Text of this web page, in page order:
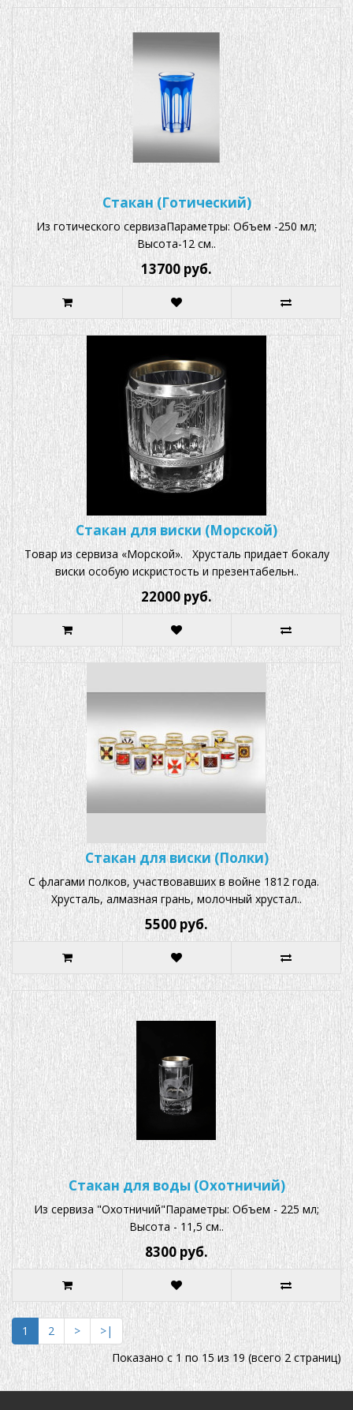
Стакан (Готический)
Из готического сервизаПараметры: Объем -250 мл;
Высота-12 см..
13700 руб.
Стакан для виски (Морской)
Товар из сервиза «Морской». Хрусталь придает бокалу
виски особую искристость и презентабельн..
22000 руб.
Стакан для виски (Полки)
С флагами полков, участвовавших в войне 1812 года.
Хрусталь, алмазная грань, молочный хрустал..
5500 руб.
Стакан для воды (Охотничий)
Из сервиза "Охотничий"Параметры: Объем - 225 мл;
Высота - 11,5 см..
8300 руб.
1 2 >
>|
Показано с 1 по 15 из 19 (всего 2 страниц)